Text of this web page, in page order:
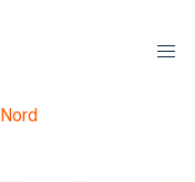
Nord